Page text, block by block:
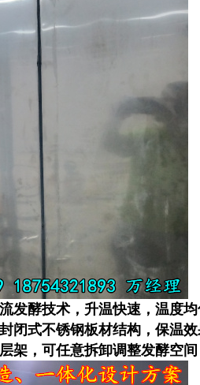
发酵技术，升温快速，温度
闭式不锈钢板材结构，保温
架，可任意拆卸调整发酵空